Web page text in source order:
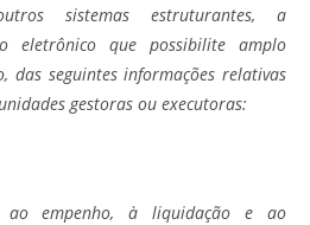
sistemas estruturantes, a
eletrônico que possibilite amplo
das seguintes informações relativas
gestoras ou executoras:
ao empenho, à liquidação e ao